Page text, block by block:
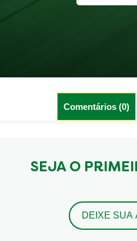
Comentários (0)
SEJA O
DEIXE SUA